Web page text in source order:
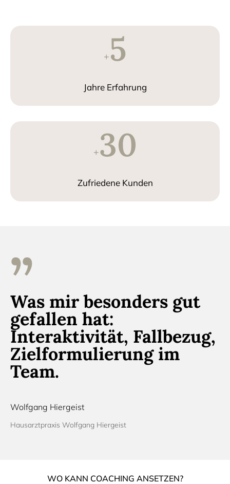
+5
Jahre Erfahrung
+30
Zufriedene Kunden
”
Was mir besonders gut
gefallen hat:
Interaktivität, Fallbezug,
Zielformulierung im
Team.
Wolfgang Hiergeist
Hausarztpraxis Wolfgang Hiergeist
WO KANN COACHING ANSETZEN?